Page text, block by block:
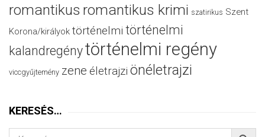
romantikus romantikus krimi szatirikus Szent
Korona/királyok történelmi történelmi
kalandregénytörténelmi regény
viccgyűjtemény zene életrajzi önéletrajzi
KERESÉS…